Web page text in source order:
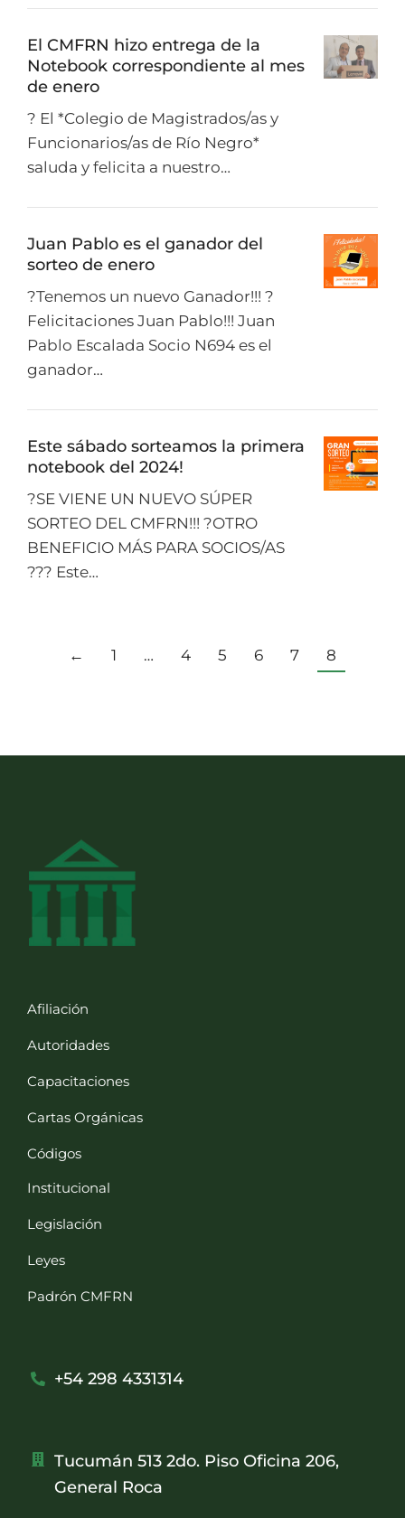
El CMFRN hizo entrega de la
Notebook correspondiente al mes
de enero
? El *Colegio de Magistrados/as y
Funcionarios/as de Río Negro*
saluda y felicita a nuestro…
Juan Pablo es el ganador del
sorteo de enero
?Tenemos un nuevo Ganador!!! ?
Felicitaciones Juan Pablo!!! Juan
Pablo Escalada Socio N694 es el
ganador…
Este sábado sorteamos la primera
notebook del 2024!
?SE VIENE UN NUEVO SÚPER
SORTEO DEL CMFRN!!! ?OTRO
BENEFICIO MÁS PARA SOCIOS/AS
??? Este…
← 1 … 4 5 6 7 8
Afiliación
Autoridades
Capacitaciones
Cartas Orgánicas
Códigos
Institucional
Legislación
Leyes
Padrón CMFRN
+54 298 4331314
Tucumán 513 2do. Piso Oficina 206,
General Roca